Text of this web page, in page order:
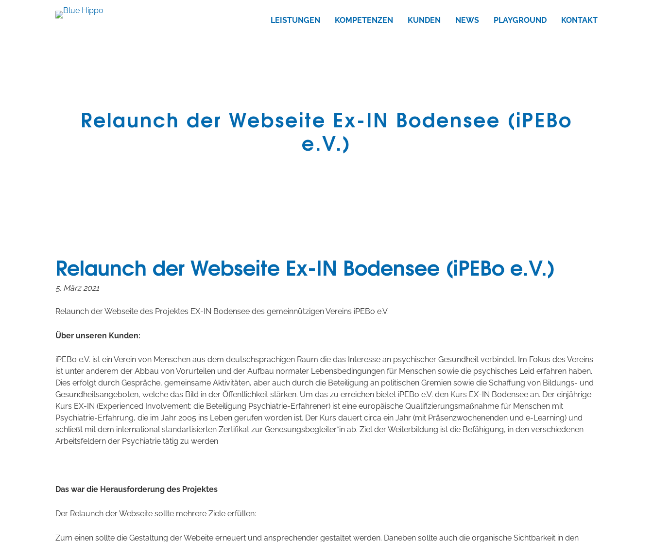
LEISTUNGEN KOMPETENZEN KUNDEN NEWS PLAYGROUND KONTAKT
Relaunch der Webseite Ex-IN Bodensee (iPEBo
e.V.)
Relaunch der Webseite Ex-IN Bodensee (iPEBo e.V.)
5. März 2021
Relaunch der Webseite des Projektes EX-IN Bodensee des gemeinnützigen Vereins iPEBo e.V.
Über unseren Kunden:
iPEBo e.V. ist ein Verein von Menschen aus dem deutschsprachigen Raum die das Interesse an psychischer Gesundheit verbindet. Im Fokus des Vereins
ist unter anderem der Abbau von Vorurteilen und der Aufbau normaler Lebensbedingungen für Menschen sowie die psychisches Leid erfahren haben.
Dies erfolgt durch Gespräche, gemeinsame Aktivitäten, aber auch durch die Beteiligung an politischen Gremien sowie die Schaffung von Bildungs- und
Gesundheitsangeboten, welche das Bild in der Öffentlichkeit stärken. Um das zu erreichen bietet iPEBo e.V. den Kurs EX-IN Bodensee an. Der einjährige
Kurs EX-IN (Experienced Involvement: die Beteiligung Psychiatrie-Erfahrener) ist eine europäische Qualifizierungsmaßnahme für Menschen mit
Psychiatrie-Erfahrung, die im Jahr 2005 ins Leben gerufen worden ist. Der Kurs dauert circa ein Jahr (mit Präsenzwochenenden und e-Learning) und
schließt mit dem international standartisierten Zertifikat zur Genesungsbegleiter*in ab. Ziel der Weiterbildung ist die Befähigung, in den verschiedenen
Arbeitsfeldern der Psychiatrie tätig zu werden
Das war die Herausforderung des Projektes
Der Relaunch der Webseite sollte mehrere Ziele erfüllen:
Zum einen sollte die Gestaltung der Webeite erneuert und ansprechender gestaltet werden. Daneben sollte auch die organische Sichtbarkeit in den